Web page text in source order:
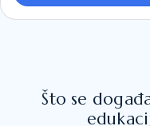
S
Što se